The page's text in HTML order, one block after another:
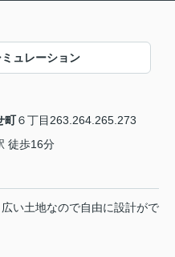
ュレーション
町６丁目263.264.265.273
徒歩16分
い土地なので自由に設計がで